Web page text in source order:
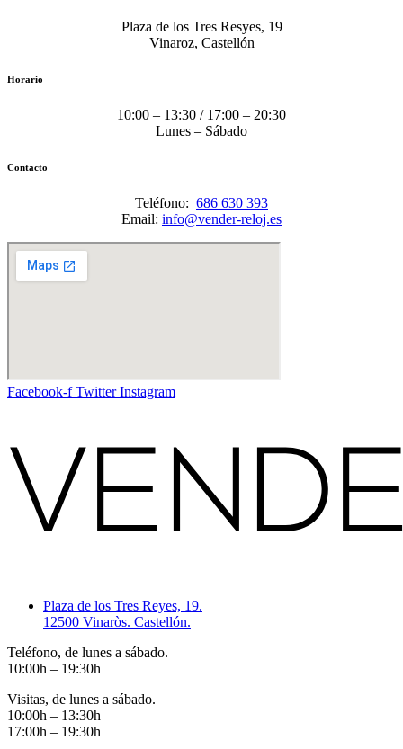
Plaza de los Tres Resyes, 19
Vinaroz, Castellón
Horario
10:00 – 13:30 / 17:00 – 20:30
Lunes – Sábado
Contacto
Teléfono: 686 630 393
Email: info@vender-reloj.es
Facebook-f Twitter Instagram
Plaza de los Tres Reyes, 19.
12500 Vinaròs. Castellón.
Teléfono, de lunes a sábado.
10:00h – 19:30h
Visitas, de lunes a sábado.
10:00h – 13:30h
17:00h – 19:30h